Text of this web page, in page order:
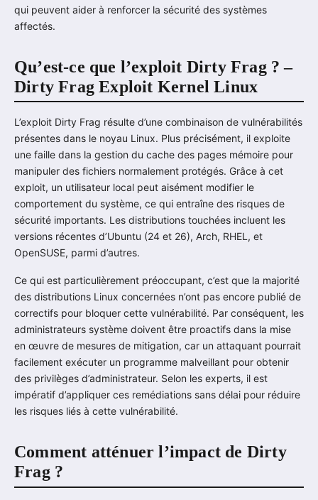
qui peuvent aider à renforcer la sécurité des systèmes
affectés.
Qu’est-ce que l’exploit Dirty Frag ? –
Dirty Frag Exploit Kernel Linux
L’exploit Dirty Frag résulte d’une combinaison de vulnérabilités
présentes dans le noyau Linux. Plus précisément, il exploite
une faille dans la gestion du cache des pages mémoire pour
manipuler des fichiers normalement protégés. Grâce à cet
exploit, un utilisateur local peut aisément modifier le
comportement du système, ce qui entraîne des risques de
sécurité importants. Les distributions touchées incluent les
versions récentes d’Ubuntu (24 et 26), Arch, RHEL, et
OpenSUSE, parmi d’autres.
Ce qui est particulièrement préoccupant, c’est que la majorité
des distributions Linux concernées n’ont pas encore publié de
correctifs pour bloquer cette vulnérabilité. Par conséquent, les
administrateurs système doivent être proactifs dans la mise
en œuvre de mesures de mitigation, car un attaquant pourrait
facilement exécuter un programme malveillant pour obtenir
des privilèges d’administrateur. Selon les experts, il est
impératif d’appliquer ces remédiations sans délai pour réduire
les risques liés à cette vulnérabilité.
Comment atténuer l’impact de Dirty
Frag ?